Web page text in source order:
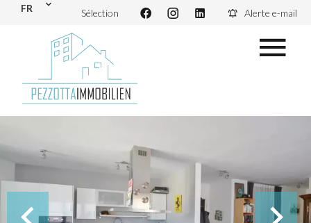
FR Sélection Alerte e-mail